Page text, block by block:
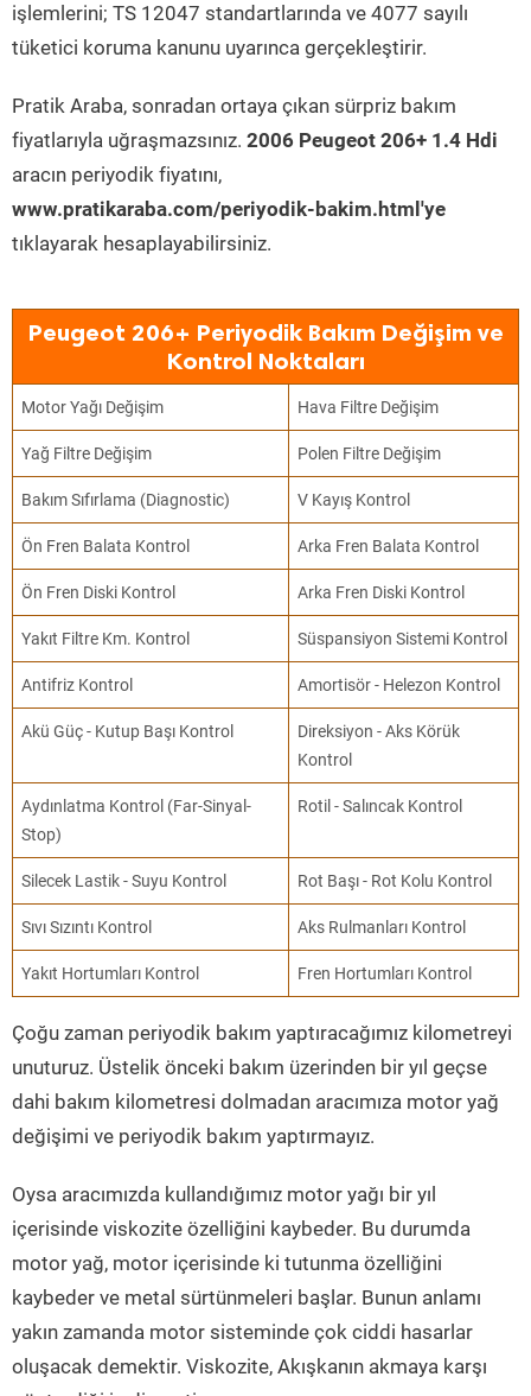
işlemlerini; TS 12047 standartlarında ve 4077 sayılı
tüketici koruma kanunu uyarınca gerçekleştirir.
Pratik Araba, sonradan ortaya çıkan sürpriz bakım
fiyatlarıyla uğraşmazsınız. 2006 Peugeot 206+ 1.4 Hdi
aracın periyodik fiyatını,
www.pratikaraba.com/periyodik-bakim.html'ye
tıklayarak hesaplayabilirsiniz.
Peugeot 206+ Periyodik Bakım Değişim ve
Kontrol Noktaları
Motor Yağı Değişim Hava Filtre Değişim
Yağ Filtre Değişim Polen Filtre Değişim
Bakım Sıfırlama (Diagnostic) V Kayış Kontrol
Ön Fren Balata Kontrol Arka Fren Balata Kontrol
Ön Fren Diski Kontrol Arka Fren Diski Kontrol
Yakıt Filtre Km. Kontrol Süspansiyon Sistemi Kontrol
Antifriz Kontrol Amortisör - Helezon Kontrol
Akü Güç - Kutup Başı Kontrol
Direksiyon - Aks Körük
Kontrol
Aydınlatma Kontrol (Far-Sinyal-
Stop)
Rotil - Salıncak Kontrol
Silecek Lastik - Suyu Kontrol Rot Başı - Rot Kolu Kontrol
Sıvı Sızıntı Kontrol Aks Rulmanları Kontrol
Yakıt Hortumları Kontrol Fren Hortumları Kontrol
Çoğu zaman periyodik bakım yaptıracağımız kilometreyi
unuturuz. Üstelik önceki bakım üzerinden bir yıl geçse
dahi bakım kilometresi dolmadan aracımıza motor yağ
değişimi ve periyodik bakım yaptırmayız.
Oysa aracımızda kullandığımız motor yağı bir yıl
içerisinde viskozite özelliğini kaybeder. Bu durumda
motor yağ, motor içerisinde ki tutunma özelliğini
kaybeder ve metal sürtünmeleri başlar. Bunun anlamı
yakın zamanda motor sisteminde çok ciddi hasarlar
oluşacak demektir. Viskozite, Akışkanın akmaya karşı